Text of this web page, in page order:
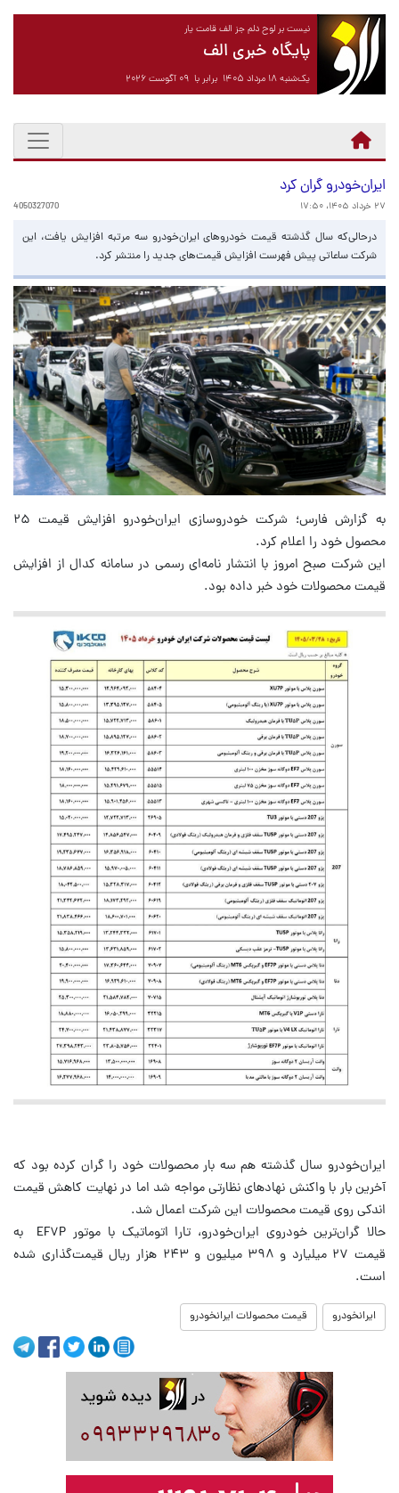
نیست بر لوح دلم جز الف قامت یار
پایگاه خبری الف
یک‌شنبه ۱۸ مرداد ۱۴۰۵ برابر با ۰۹ آگوست ۲۰۲۶
ایران‌خودرو گران کرد
۲۷ خرداد ۱۴۰۵، ۱۷:۵۰ 4050327070
درحالی‌که سال گذشته قیمت خودروهای ایران‌خودرو سه مرتبه افزایش یافت، این
شرکت ساعاتی پیش فهرست افزایش قیمت‌های جدید را منتشر کرد.
به گزارش فارس؛ شرکت خودروسازی ایران‌خودرو افزایش قیمت ۲۵
محصول خود را اعلام کرد.
این شرکت صبح امروز با انتشار نامه‌ای رسمی در سامانه کدال از افزایش
قیمت محصولات خود خبر داده بود.
ایران‌خودرو سال گذشته هم سه بار محصولات خود را گران کرده بود که
آخرین بار با واکنش نهادهای نظارتی مواجه شد اما در نهایت کاهش قیمت
اندکی روی قیمت محصولات این شرکت اعمال شد.
حالا گران‌ترین خودروی ایران‌خودرو، تارا اتوماتیک با موتور EF۷P به
قیمت ۲۷ میلیارد و ۳۹۸ میلیون و ۲۴۳ هزار ریال قیمت‌گذاری شده
است.
ایرانخودرو قیمت محصولات ایرانخودرو